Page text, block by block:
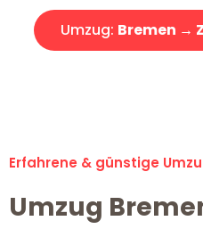
Umzug: Bremen →
Erfahrene & günstige
Umzug